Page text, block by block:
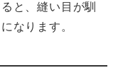
と、縫い目が馴
なります。